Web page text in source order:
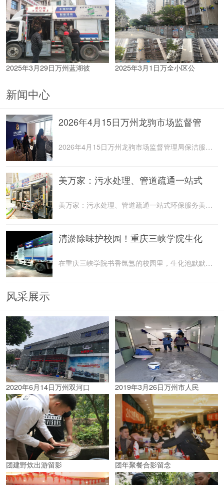
2025年3月29日万州蓝湖彼 2025年3月1日万全小区公
新闻中心
2026年4月15日万州龙驹市场监督管
2026年4月15日万州龙驹市场监督管理局保洁服务由重庆美
美万家：污水处理、管道疏通一站式
美万家：污水处理、管道疏通一站式环保服务美万家公司，
清淤除味护校园！重庆三峡学院生化
在重庆三峡学院书香氤氲的校园里，生化池默默承载着污水
风采展示
2020年6月14日万州双河口 2019年3月26日万州市人民
团建野炊出游留影 团年聚餐合影留念